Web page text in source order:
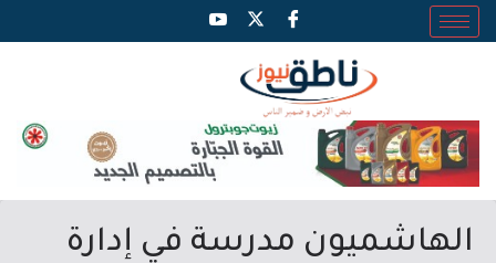
الهاشميون مدرسة في إدارة